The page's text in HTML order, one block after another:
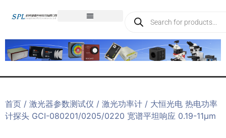
首页 / 激光器参数测试仪 / 激光功率计 / 大恒光电 热电功率
计探头 GCI-080201/0205/0220 宽谱平坦响应 0.19-11μm